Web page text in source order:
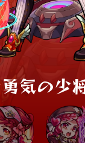
気の少